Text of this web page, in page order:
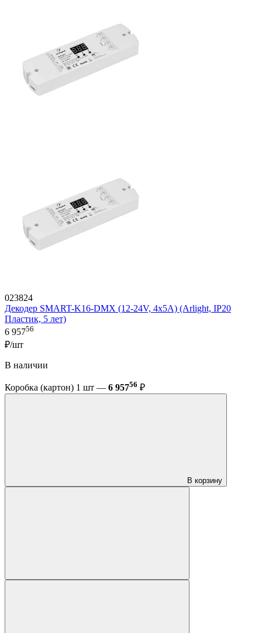
023824
Декодер SMART-K16-DMX (12-24V, 4x5A) (Arlight, IP20
Пластик, 5 лет)
6 95756
₽/шт
В наличии
Коробка (картон) 1 шт — 6 95756 ₽
В корзину